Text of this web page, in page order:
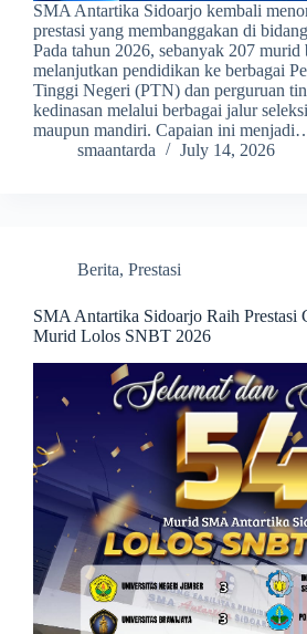
SMA Antartika Sidoarjo kembali
prestasi yang membanggakan di
Pada tahun 2026, sebanyak 207 murid
melanjutkan pendidikan ke berbagai
Tinggi Negeri (PTN) dan perguruan
kedinasan melalui berbagai jalur
maupun mandiri. Capaian ini
smaantarda
July 14, 2026
Berita, Prestasi
SMA Antartika Sidoarjo Raih Prestasi
Murid Lolos SNBT 2026